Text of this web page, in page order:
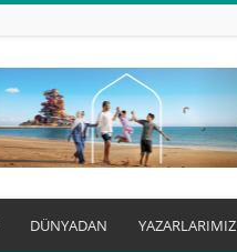
DÜNYADAN YAZARLARIMIZ